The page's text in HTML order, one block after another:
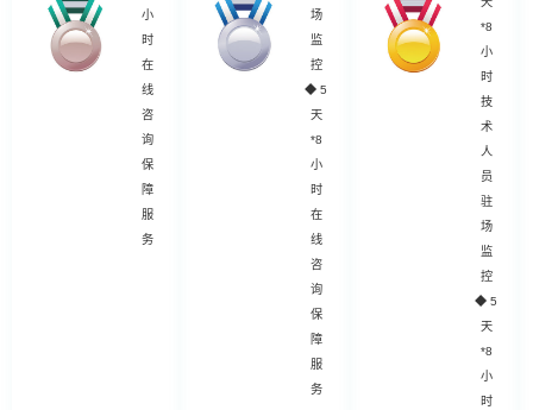
小
时
在
线
咨
询
保
障
服
务
场
监
控
◆5
天
*8
小
时
在
线
咨
询
保
障
服
务
*8
小
时
技
术
人
员
驻
场
监
控
◆5
天
*8
小
时